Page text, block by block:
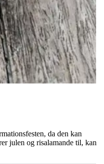
da den kan
julen og risalamande til, kan